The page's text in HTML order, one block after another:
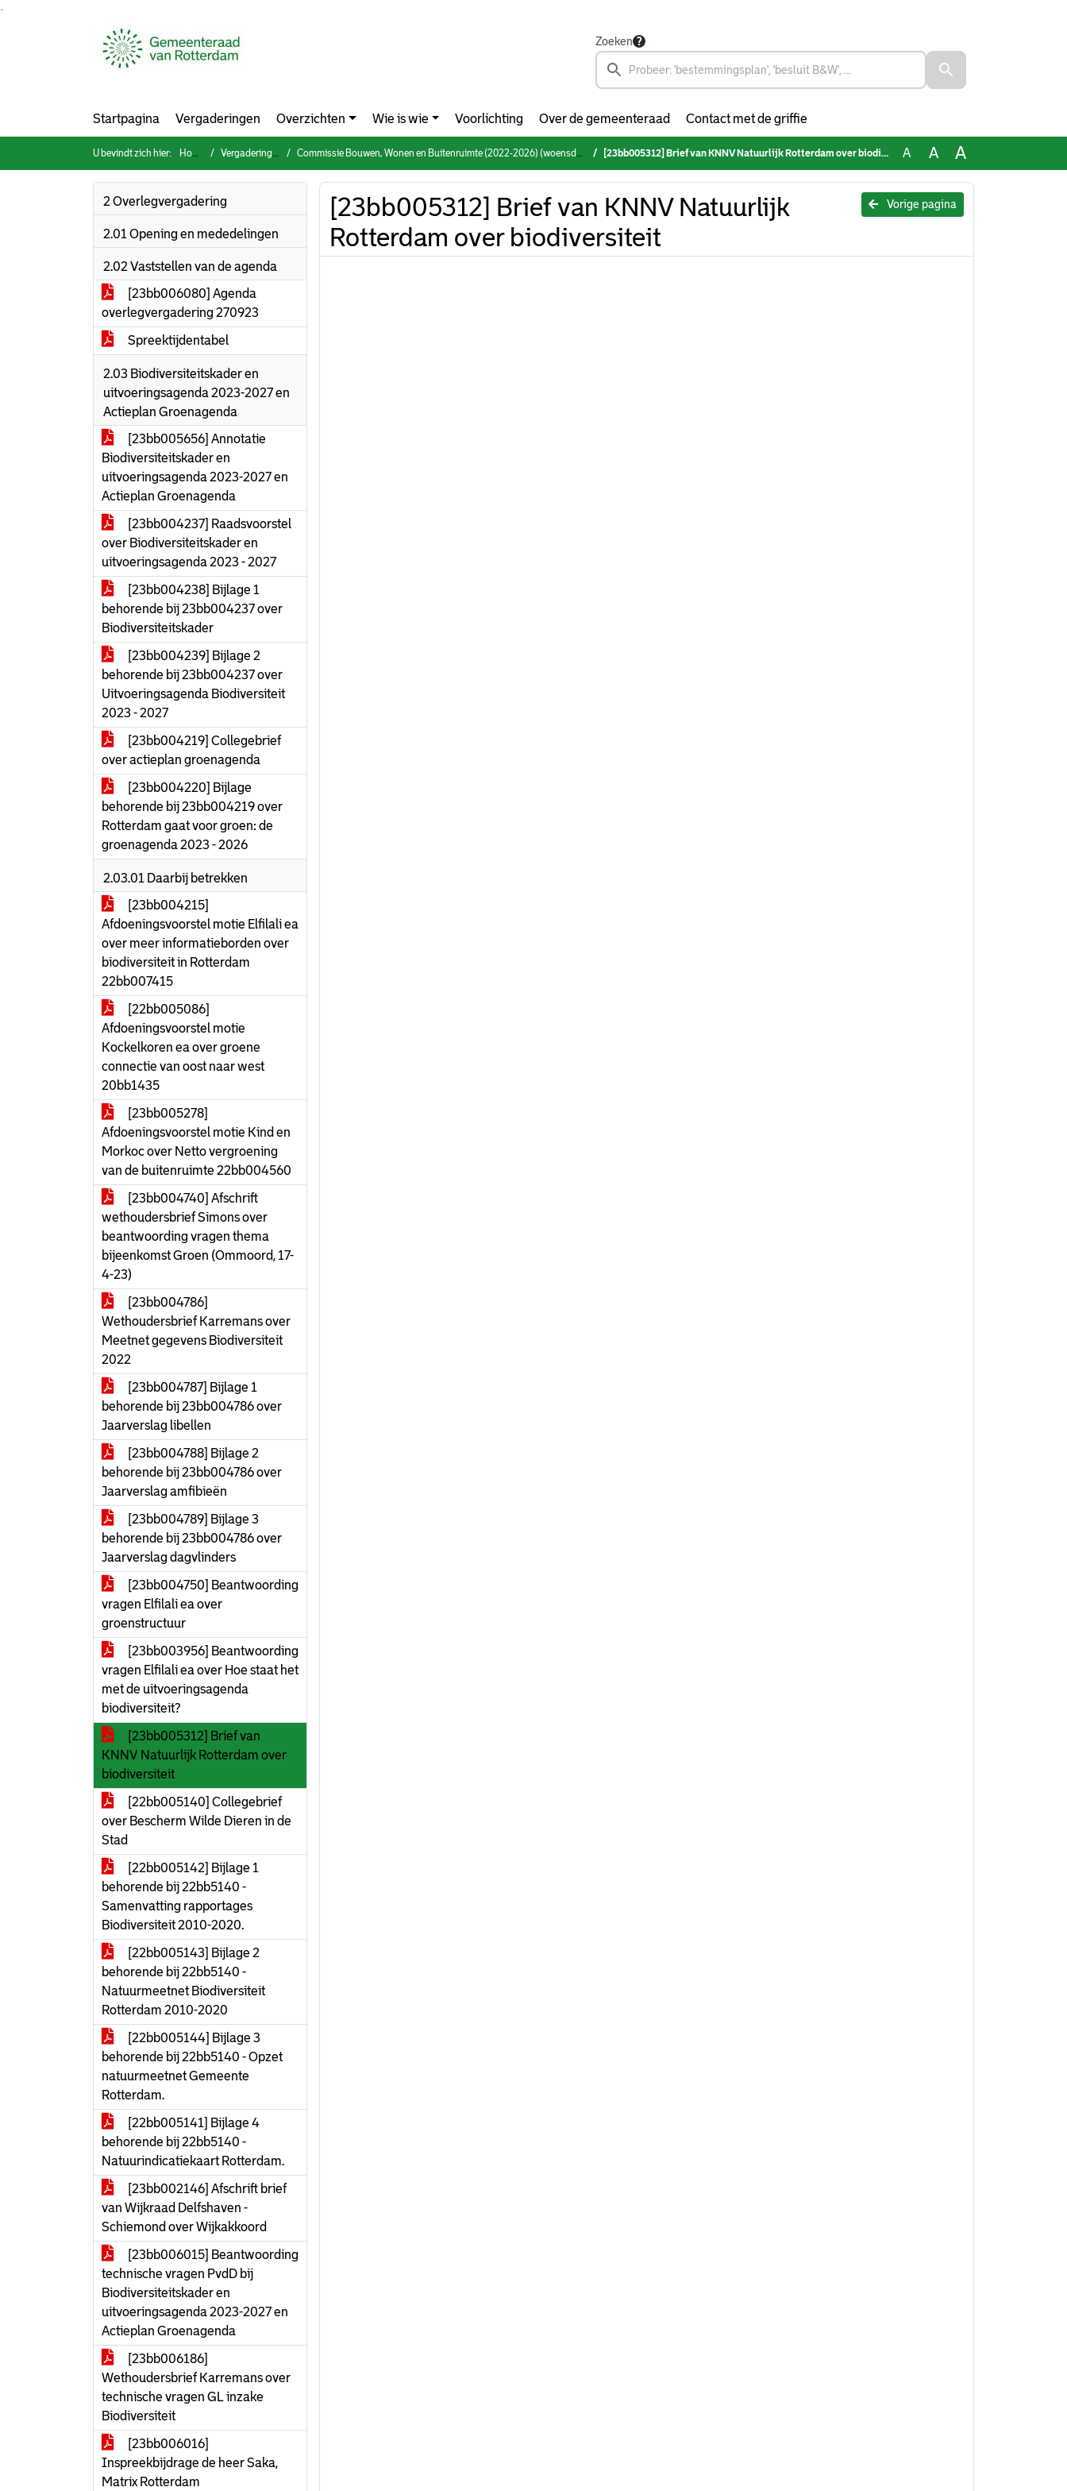
Zoeken
Startpagina Vergaderingen Overzichten Wie is wie Voorlichting Over de gemeenteraad Contact met de griffie
U bevindt zich hier: Home Vergaderingen Commissie Bouwen, Wonen en Buitenruimte (2022-2026) (woensdag 27 september 2023) [23bb005312] Brief van KNNV Natuurlijk Rotterdam over biodiversiteit A A A
2 Overlegvergadering
2.01 Opening en mededelingen
2.02 Vaststellen van de agenda
[23bb006080] Agenda
overlegvergadering 270923
Spreektijdentabel
2.03 Biodiversiteitskader en
uitvoeringsagenda 2023-2027 en
Actieplan Groenagenda
[23bb005656] Annotatie
Biodiversiteitskader en
uitvoeringsagenda 2023-2027 en
Actieplan Groenagenda
[23bb004237] Raadsvoorstel
over Biodiversiteitskader en
uitvoeringsagenda 2023 - 2027
[23bb004238] Bijlage 1
behorende bij 23bb004237 over
Biodiversiteitskader
[23bb004239] Bijlage 2
behorende bij 23bb004237 over
Uitvoeringsagenda Biodiversiteit
2023 - 2027
[23bb004219] Collegebrief
over actieplan groenagenda
[23bb004220] Bijlage
behorende bij 23bb004219 over
Rotterdam gaat voor groen: de
groenagenda 2023 - 2026
2.03.01 Daarbij betrekken
[23bb004215]
Afdoeningsvoorstel motie Elfilali ea
over meer informatieborden over
biodiversiteit in Rotterdam
22bb007415
[22bb005086]
Afdoeningsvoorstel motie
Kockelkoren ea over groene
connectie van oost naar west
20bb1435
[23bb005278]
Afdoeningsvoorstel motie Kind en
Morkoc over Netto vergroening
van de buitenruimte 22bb004560
[23bb004740] Afschrift
wethoudersbrief Simons over
beantwoording vragen thema
bijeenkomst Groen (Ommoord, 17-
4-23)
[23bb004786]
Wethoudersbrief Karremans over
Meetnet gegevens Biodiversiteit
2022
[23bb004787] Bijlage 1
behorende bij 23bb004786 over
Jaarverslag libellen
[23bb004788] Bijlage 2
behorende bij 23bb004786 over
Jaarverslag amfibieën
[23bb004789] Bijlage 3
behorende bij 23bb004786 over
Jaarverslag dagvlinders
[23bb004750] Beantwoording
vragen Elfilali ea over
groenstructuur
[23bb003956] Beantwoording
vragen Elfilali ea over Hoe staat het
met de uitvoeringsagenda
biodiversiteit?
[23bb005312] Brief van
KNNV Natuurlijk Rotterdam over
biodiversiteit
[22bb005140] Collegebrief
over Bescherm Wilde Dieren in de
Stad
[22bb005142] Bijlage 1
behorende bij 22bb5140 -
Samenvatting rapportages
Biodiversiteit 2010-2020.
[22bb005143] Bijlage 2
behorende bij 22bb5140 -
Natuurmeetnet Biodiversiteit
Rotterdam 2010-2020
[22bb005144] Bijlage 3
behorende bij 22bb5140 - Opzet
natuurmeetnet Gemeente
Rotterdam.
[22bb005141] Bijlage 4
behorende bij 22bb5140 -
Natuurindicatiekaart Rotterdam.
[23bb002146] Afschrift brief
van Wijkraad Delfshaven -
Schiemond over Wijkakkoord
[23bb006015] Beantwoording
technische vragen PvdD bij
Biodiversiteitskader en
uitvoeringsagenda 2023-2027 en
Actieplan Groenagenda
[23bb006186]
Wethoudersbrief Karremans over
technische vragen GL inzake
Biodiversiteit
[23bb006016]
Inspreekbijdrage de heer Saka,
Matrix Rotterdam
Vorige pagina
[23bb005312] Brief van KNNV Natuurlijk
Rotterdam over biodiversiteit